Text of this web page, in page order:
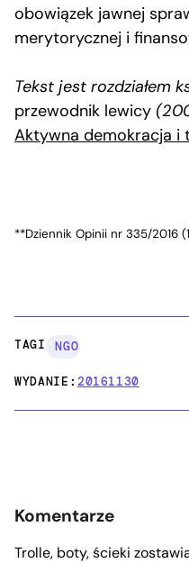
obowiązek jawnej
merytorycznej i
Tekst jest rozdziałem
przewodnik lewicy
Aktywna demokracja i
**Dziennik Opinii nr 335/2016
TAGI: NGO
WYDANIE:20161130
Komentarze
Trolle, boty, ścieki